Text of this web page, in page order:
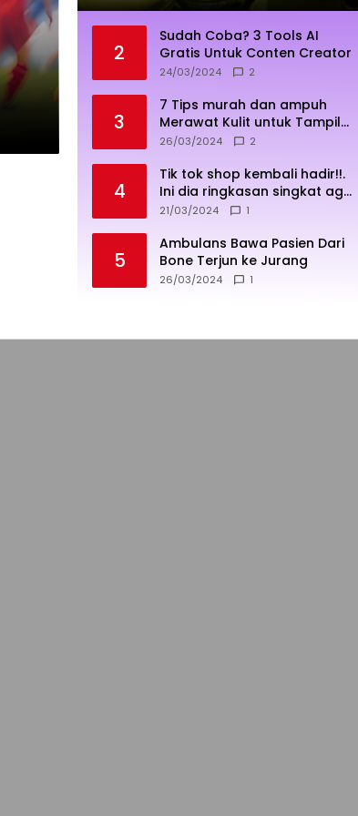
2
Sudah Coba? 3 Tools AI
Gratis Untuk Conten Creator
24/03/2024 2
3
7 Tips murah dan ampuh
Merawat Kulit untuk Tampil
Sehat dan Cerah
26/03/2024 2
4
Tik tok shop kembali hadir!!.
Ini dia ringkasan singkat agar
penjualan lebih sukses
21/03/2024 1
5
Ambulans Bawa Pasien Dari
Bone Terjun ke Jurang
26/03/2024 1